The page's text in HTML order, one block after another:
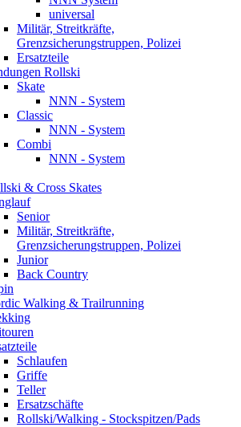
universal
Militär, Streitkräfte,
Grenzsicherungstruppen, Polizei
Ersatzteile
Rollski
Skate
NNN - System
Classic
NNN - System
Combi
NNN - System
& Cross Skates
Senior
Militär, Streitkräfte,
Grenzsicherungstruppen, Polizei
Junior
Back Country
Walking & Trailrunning
Schlaufen
Griffe
Teller
Ersatzschäfte
Rollski/Walking - Stockspitzen/Pads